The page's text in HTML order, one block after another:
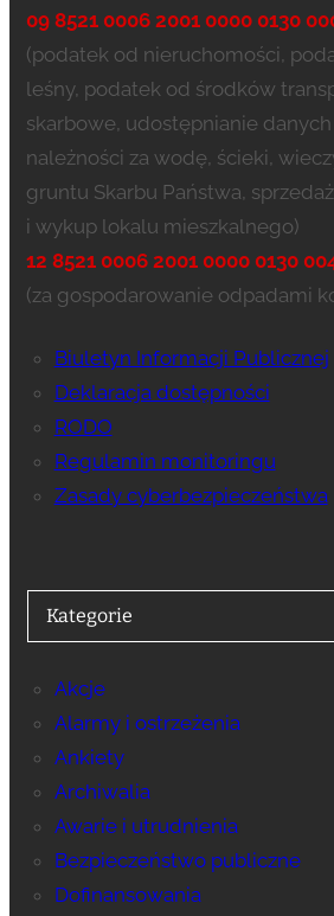
09 8521 0006 2001 0000 0130
(podatek od nieruchomości,
leśny, podatek od środków
skarbowe, udostępnianie
należności za wodę, ścieki,
gruntu Skarbu Państwa,
i wykup lokalu mieszkalnego)
12 8521 0006 2001 0000 0130
(za gospodarowanie odpadami
Biuletyn Informacji Publicznej
Deklaracja dostępności
RODO
Regulamin monitoringu
Zasady cyberbezpieczeństwa
Kategorie
Akcje
Alarmy i ostrzeżenia
Ankiety
Archiwalia
Awarie i utrudnienia
Bezpieczeństwo publiczne
Dofinansowania